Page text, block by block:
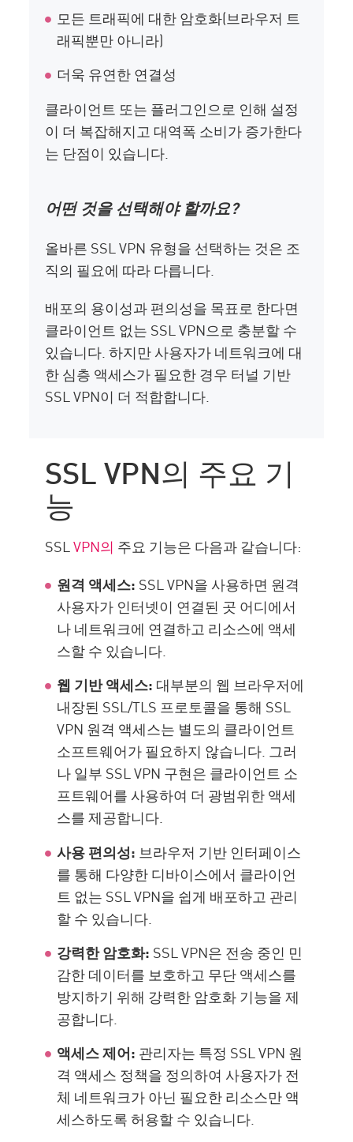
모든 트래픽에 대한 암호화(브라우저 트
래픽뿐만 아니라)
더욱 유연한 연결성
클라이언트 또는 플러그인으로 인해 설정
이 더 복잡해지고 대역폭 소비가 증가한다
는 단점이 있습니다.
어떤 것을 선택해야 할까요?
올바른 SSL VPN 유형을 선택하는 것은 조
직의 필요에 따라 다릅니다.
배포의 용이성과 편의성을 목표로 한다면
클라이언트 없는 SSL VPN으로 충분할 수
있습니다. 하지만 사용자가 네트워크에 대
한 심층 액세스가 필요한 경우 터널 기반
SSL VPN이 더 적합합니다.
SSL VPN의 주요 기
능
SSLVPN의 주요 기능은 다음과 같습니다:
원격 액세스: SSL VPN을 사용하면 원격
사용자가 인터넷이 연결된 곳 어디에서
나 네트워크에 연결하고 리소스에 액세
스할 수 있습니다.
웹 기반 액세스: 대부분의 웹 브라우저에
내장된 SSL/TLS 프로토콜을 통해 SSL
VPN 원격 액세스는 별도의 클라이언트
소프트웨어가 필요하지 않습니다. 그러
나 일부 SSL VPN 구현은 클라이언트 소
프트웨어를 사용하여 더 광범위한 액세
스를 제공합니다.
사용 편의성: 브라우저 기반 인터페이스
를 통해 다양한 디바이스에서 클라이언
트 없는 SSL VPN을 쉽게 배포하고 관리
할 수 있습니다.
강력한 암호화: SSL VPN은 전송 중인 민
감한 데이터를 보호하고 무단 액세스를
방지하기 위해 강력한 암호화 기능을 제
공합니다.
액세스 제어: 관리자는 특정 SSL VPN 원
격 액세스 정책을 정의하여 사용자가 전
체 네트워크가 아닌 필요한 리소스만 액
세스하도록 허용할 수 있습니다.